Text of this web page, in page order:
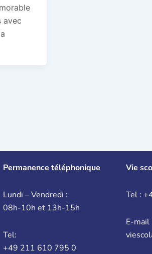
avec
Permanence téléphonique
Lundi – Vendredi :
08h-10h et 13h-15h
Tel:
+49 211 610 795 0
Vie
Tel :
E-mail